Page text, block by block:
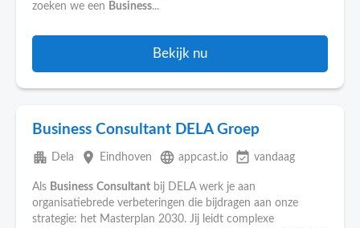
zoeken we een Business...
Bekijk nu
Business Consultant DELA Groep
apartment Dela place Eindhoven language appcast.io event_available vandaag
Als Business Consultant bij DELA werk je aan
organisatiebrede verbeteringen die bijdragen aan onze
strategie: het Masterplan 2030. Jij leidt complexe